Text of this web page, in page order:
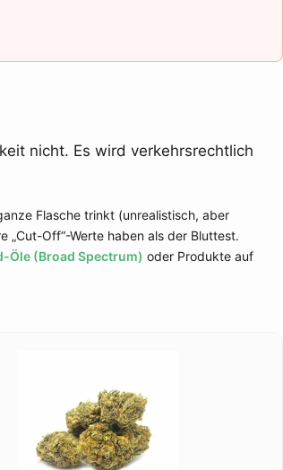
nicht. Es wird verkehrsrechtlich
Flasche trinkt (unrealistisch, aber
„Cut-Off“-Werte haben als der Bluttest.
Öle (Broad Spectrum) oder Produkte auf